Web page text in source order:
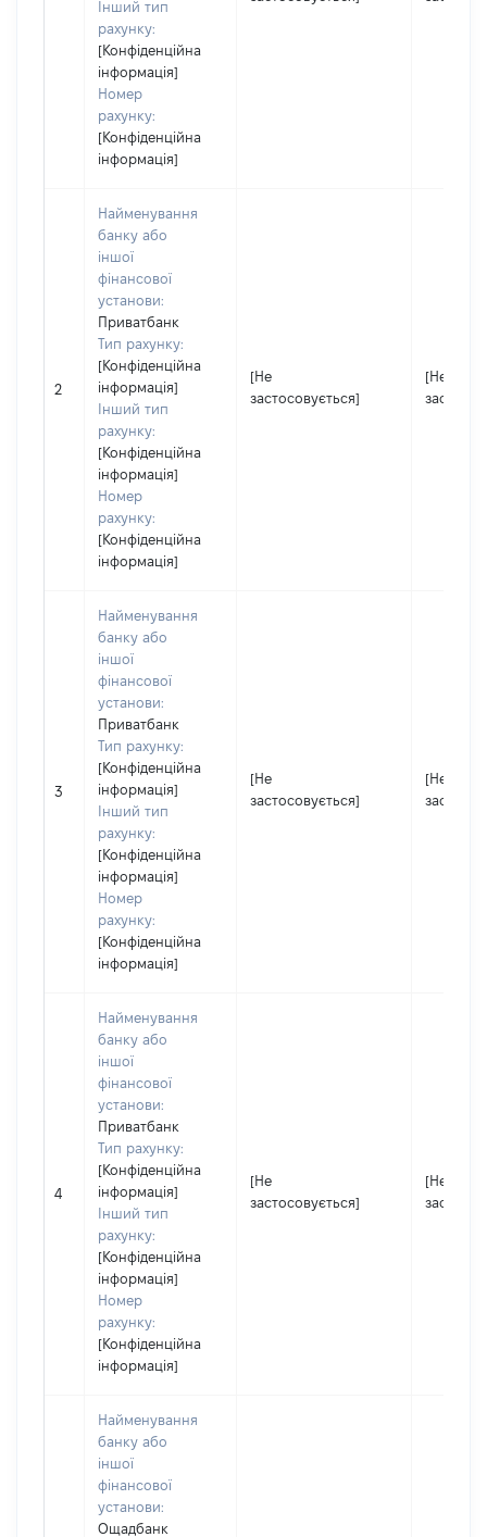
Інший тип
рахунку:
[Конфіденційна
інформація]
Номер
рахунку:
[Конфіденційна
інформація]
2
Найменування
банку або
іншої
фінансової
установи:
Приватбанк
Тип рахунку:
[Конфіденційна
інформація]
Інший тип
рахунку:
[Конфіденційна
інформація]
Номер
рахунку:
[Конфіденційна
інформація]
[Не
застосовується]
[Не
3
Найменування
банку або
іншої
фінансової
установи:
Приватбанк
Тип рахунку:
[Конфіденційна
інформація]
Інший тип
рахунку:
[Конфіденційна
інформація]
Номер
рахунку:
[Конфіденційна
інформація]
[Не
застосовується]
[Не
4
Найменування
банку або
іншої
фінансової
установи:
Приватбанк
Тип рахунку:
[Конфіденційна
інформація]
Інший тип
рахунку:
[Конфіденційна
інформація]
Номер
рахунку:
[Конфіденційна
інформація]
[Не
застосовується]
[Не
Найменування
банку або
іншої
фінансової
установи:
Ощадбанк